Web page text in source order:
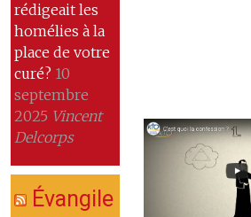
rédigeait les
homélies à la
place de votre
curé? 10
septembre
2025 Vincent
Delcorps
Évangile